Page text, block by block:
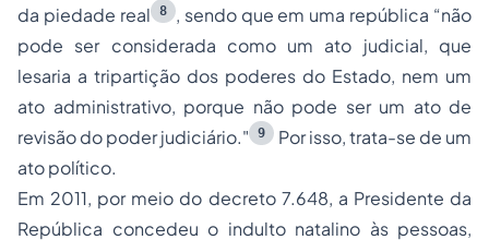
da piedade real
8 , sendo que em uma república “não
pode ser considerada como um ato judicial, que
lesaria a tripartição dos poderes do Estado, nem um
ato administrativo, porque não pode ser um ato de
revisão do poder judiciário." 9
Por isso, trata-se de um
ato político.
Em 2011, por meio do decreto 7.648, a Presidente da
República concedeu o indulto natalino às pessoas,